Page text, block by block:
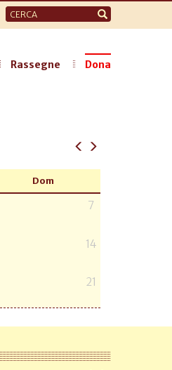
Form
di
Rassegne Dona
Dom
7
14
21